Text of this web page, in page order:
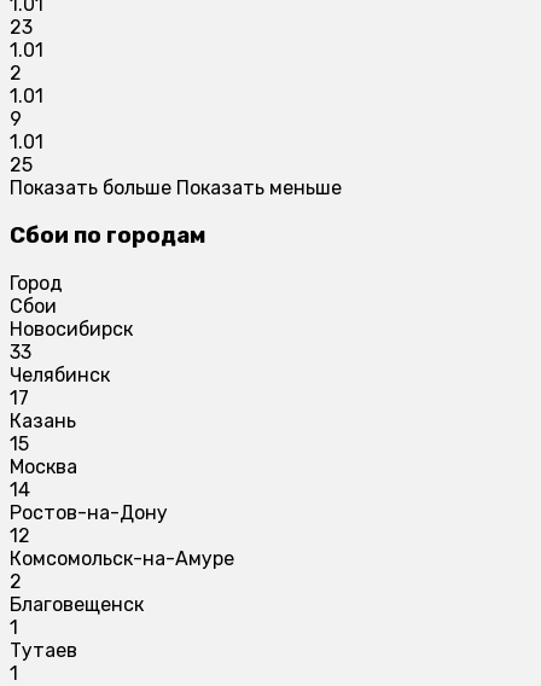
23
1.01
2
1.01
9
1.01
25
Показать больше Показать меньше
Сбои по городам
Город
Сбои
Новосибирск
33
Челябинск
17
Казань
15
Москва
14
Ростов-на-Дону
12
Комсомольск-на-Амуре
2
Благовещенск
1
Тутаев
1